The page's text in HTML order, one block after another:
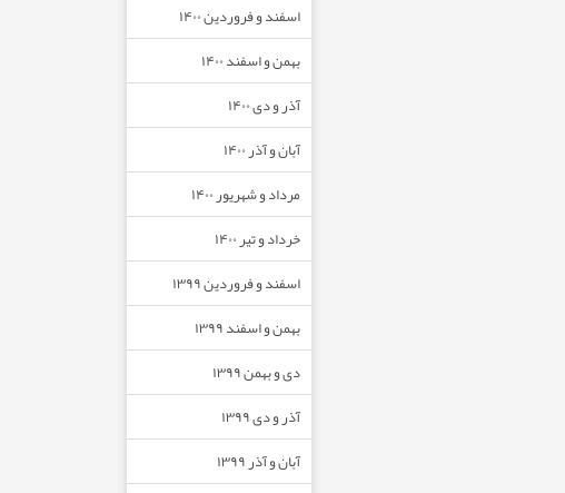
اسفند و فروردین ۱۴۰۰
بهمن و اسفند ۱۴۰۰
آذر و دی ۱۴۰۰
آبان و آذر ۱۴۰۰
مرداد و شهریور ۱۴۰۰
خرداد و تیر ۱۴۰۰
اسفند و فروردین ۱۳۹۹
بهمن و اسفند ۱۳۹۹
دی و بهمن ۱۳۹۹
آذر و دی ۱۳۹۹
آبان و آذر ۱۳۹۹